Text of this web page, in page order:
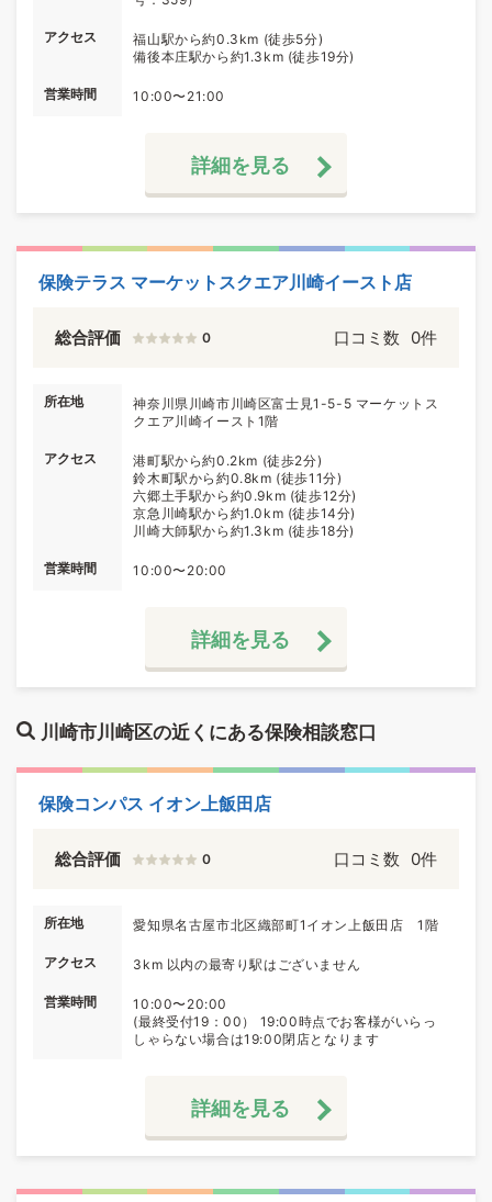
アクセス
福山駅から約0.3km (徒歩5分)
備後本庄駅から約1.3km (徒歩19分)
営業時間 10:00〜21:00
詳細を見る
保険テラス マーケットスクエア川崎イースト店
総合評価 0 口コミ数 0件
所在地
神奈川県川崎市川崎区富士見1-5-5 マーケットス
クエア川崎イースト1階
アクセス
港町駅から約0.2km (徒歩2分)
鈴木町駅から約0.8km (徒歩11分)
六郷土手駅から約0.9km (徒歩12分)
京急川崎駅から約1.0km (徒歩14分)
川崎大師駅から約1.3km (徒歩18分)
営業時間 10:00〜20:00
詳細を見る
川崎市川崎区の近くにある保険相談窓口
保険コンパス イオン上飯田店
総合評価 0 口コミ数 0件
所在地 愛知県名古屋市北区織部町1イオン上飯田店 1階
アクセス 3km 以内の最寄り駅はございません
営業時間
10:00〜20:00
(最終受付19：00） 19:00時点でお客様がいらっ
しゃらない場合は19:00閉店となります
詳細を見る